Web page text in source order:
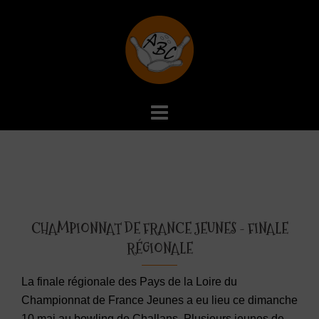
CHAMPIONNAT DE FRANCE JEUNES - FINALE
RÉGIONALE
La finale régionale des Pays de la Loire du
Championnat de France Jeunes a eu lieu ce dimanche